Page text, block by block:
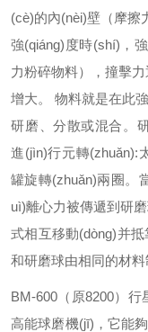
(cè)的內(nèi)壁（摩擦
強(qiáng)度時(shí)
力粉碎物料），撞擊
增大。 物料就是在此
研磨、分散或混合
進(jìn)行元轉(zhuǎn):
罐旋轉(zhuǎn)兩圈
uì)離心力被傳遞到研磨
式相互移動(dòng)并抵
和研磨球由相同的材料
BM-600（原8200）
高能球磨機(jī)，它能